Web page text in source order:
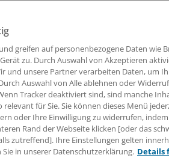
von aktiven kardialen
hat dazu Daten gesichtet.
des Telemonitorings mithilfe
CRT-P und CRT-D) und der
Vergleich zu einer
greifen auf personenbezogene Daten wie
zu. Durch Auswahl von Akzeptieren
und unsere Partner verarbeiten Daten, um
Auswahl von Alle ablehnen oder
Tracker deaktiviert sind, sind manche
für Sie. Sie können dieses Menü
oder Ihre Einwilligung zu widerrufen, indem
Rand der Webseite klicken [oder das
zutreffend]. Ihre Einstellungen gelten
in unserer Datenschutzerklärung. Details